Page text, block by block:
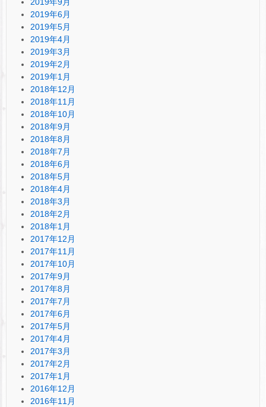
2019年9月
2019年6月
2019年5月
2019年4月
2019年3月
2019年2月
2019年1月
2018年12月
2018年11月
2018年10月
2018年9月
2018年8月
2018年7月
2018年6月
2018年5月
2018年4月
2018年3月
2018年2月
2018年1月
2017年12月
2017年11月
2017年10月
2017年9月
2017年8月
2017年7月
2017年6月
2017年5月
2017年4月
2017年3月
2017年2月
2017年1月
2016年12月
2016年11月